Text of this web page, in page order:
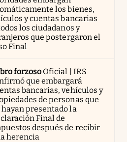
los bienes,
y cuentas bancarias
los ciudadanos y
que postergaron el
Final
forzoso Oficial | IRS
que embargará
bancarias, vehículos y
de personas que
hayan presentado la
Final de
después de recibir
herencia